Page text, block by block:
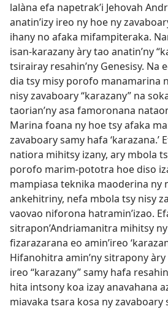
lalàna efa napetrak’i Jehovah
anatin’izy ireo ny hoe ny
ihany no afaka mifampiteraka.
isan-karazany àry tao anatin’ny
tsirairay resahin’ny Genesisy. Na
dia tsy misy porofo manamarina
nisy zavaboary “karazany” na
taorian’ny asa famoronana
Marina foana ny hoe tsy afaka
zavaboary samy hafa ‘karazana.’
natiora mihitsy izany, ary mbola
porofo marim-pototra hoe diso
mampiasa teknika maoderina ny
ankehitriny, nefa mbola tsy nisy
vaovao niforona hatramin’izao.
sitrapon’Andriamanitra mihitsy ny
fizarazarana eo amin’ireo
Hifanohitra amin’ny sitrapony
ireo “karazany” samy hafa
hita intsony koa izay anavahana
miavaka tsara kosa ny zavaboary